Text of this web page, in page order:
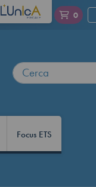
L'UNICA 0
Focus ETS